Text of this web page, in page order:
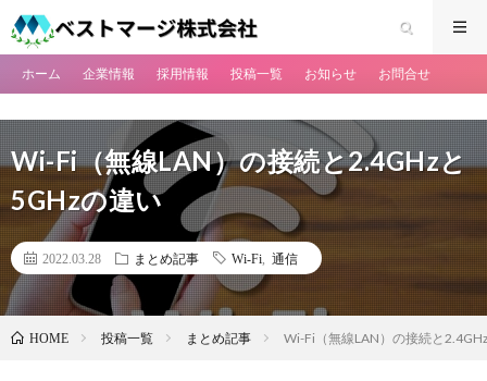
ホーム 企業情報 採用情報 投稿一覧 お知らせ お問合せ
Wi-Fi（無線LAN）の接続と2.4GHzと
5GHzの違い
2022.03.28 まとめ記事 Wi-Fi 通信
HOME 投稿一覧 まとめ記事 Wi-Fi（無線LAN）の接続と